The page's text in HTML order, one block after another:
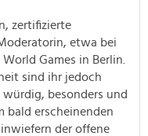
zertifizierte
etwa bei
Games in Berlin.
sind ihr jedoch
besonders und
bald erscheinenden
der offene